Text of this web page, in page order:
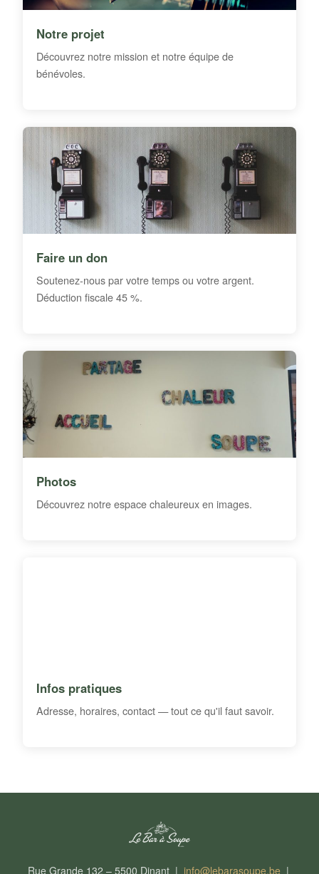
Notre projet
Découvrez notre mission et notre équipe de
bénévoles.
Faire un don
Soutenez-nous par votre temps ou votre argent.
Déduction fiscale 45 %.
Photos
Découvrez notre espace chaleureux en images.
Infos pratiques
Adresse, horaires, contact — tout ce qu'il faut savoir.
Rue Grande 132 – 5500 Dinant | info@lebarasoupe.be|